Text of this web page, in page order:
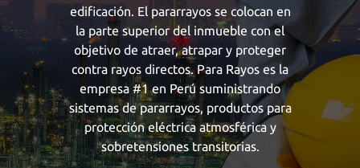
edificación. El pararrayos se colocan en
la parte superior del inmueble con el
objetivo de atraer, atrapar y proteger
contra rayos directos. Para Rayos es la
empresa #1 en Perú suministrando
sistemas de pararrayos, productos para
protección eléctrica atmosférica y
sobretensiones transitorias.